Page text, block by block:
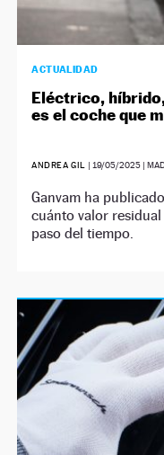
ACTUALIDAD
Eléctrico,
es el coche que
ANDREA GIL | 19/05/2025|
Ganvam ha
cuánto valor
paso del tiempo.